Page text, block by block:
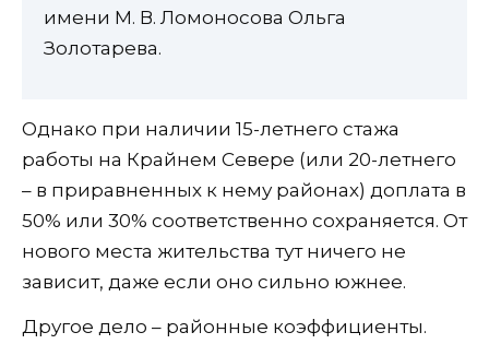
имени М. В. Ломоносова Ольга
Золотарева.
Однако при наличии 15-летнего стажа
работы на Крайнем Севере (или 20-летнего
– в приравненных к нему районах) доплата в
50% или 30% соответственно сохраняется. От
нового места жительства тут ничего не
зависит, даже если оно сильно южнее.
Другое дело – районные коэффициенты.